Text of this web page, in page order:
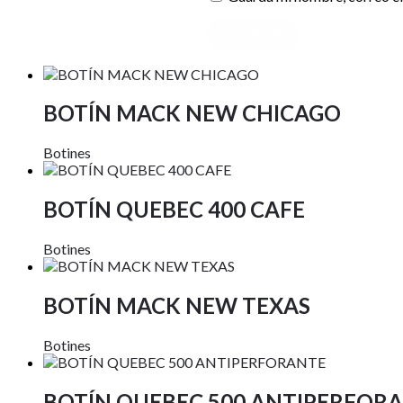
BOTÍN MACK NEW CHICAGO
Botines
BOTÍN QUEBEC 400 CAFE
Botines
BOTÍN MACK NEW TEXAS
Botines